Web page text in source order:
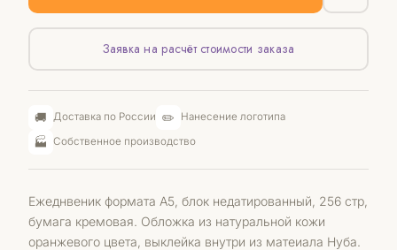
Заявка на расчёт стоимости заказа
🚚 Доставка по России ✏️ Нанесение логотипа
🏭 Собственное производство
Ежеднвеник формата А5, блок недатированный, 256 стр,
бумага кремовая. Обложка из натуральной кожи
оранжевого цвета, выклейка внутри из матеиала Нуба.